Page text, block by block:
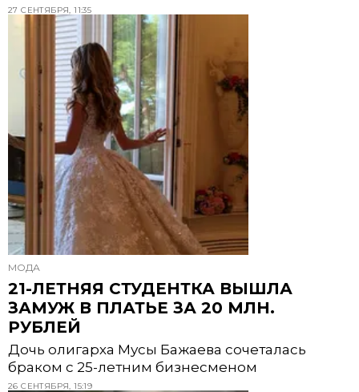
27 СЕНТЯБРЯ, 11:35
МОДА
21-ЛЕТНЯЯ СТУДЕНТКА ВЫШЛА
ЗАМУЖ В ПЛАТЬЕ ЗА 20 МЛН.
РУБЛЕЙ
Дочь олигарха Мусы Бажаева сочеталась
браком с 25-летним бизнесменом
26 СЕНТЯБРЯ, 15:19